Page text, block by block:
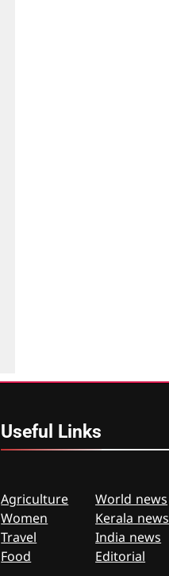
Useful Links
Agriculture
Women
Travel
Food
World news
Kerala news
India news
Editorial